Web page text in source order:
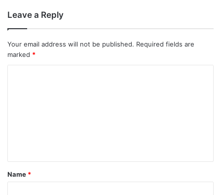
Leave a Reply
Your email address will not be published. Required fields are
marked *
Name *